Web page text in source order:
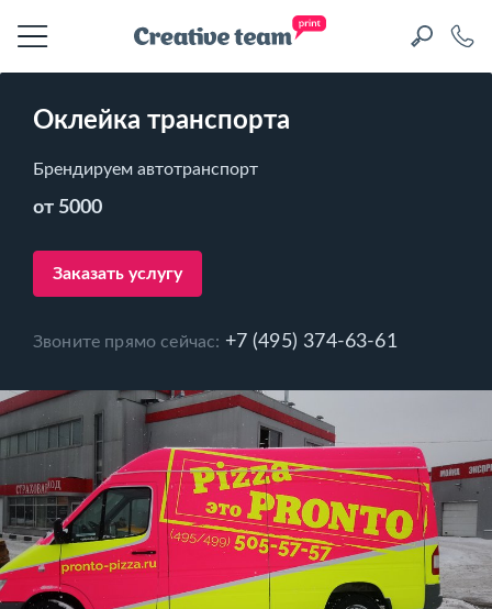
Оклейка транспорта
Брендируем автотранспорт
от 5000
Заказать услугу
Звоните прямо сейчас: +7 (495) 374-63-61